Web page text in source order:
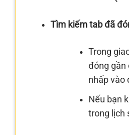
Tìm kiếm tab đã
Trong
đóng gần
nhấp vào
Nếu bạn
trong lịch